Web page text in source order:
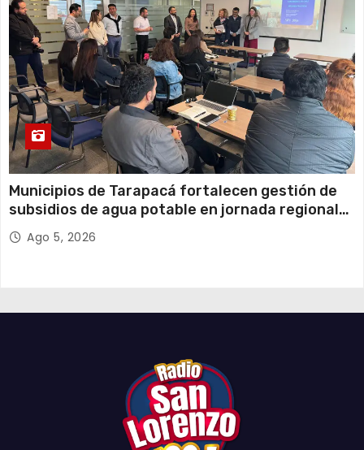
Municipios de Tarapacá fortalecen gestión de
subsidios de agua potable en jornada regional
organizada por Aguas del Altiplano y ANDESS
Ago 5, 2026